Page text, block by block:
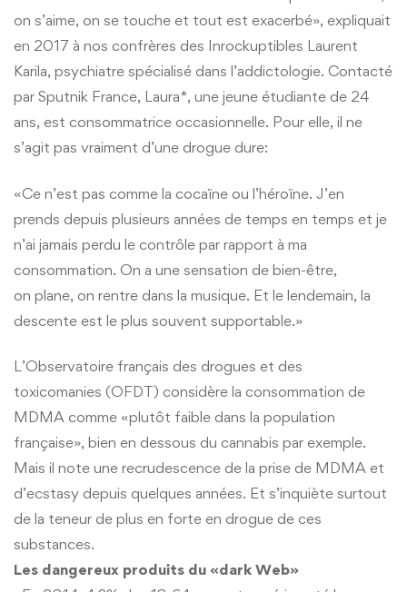
on s’aime, on se touche et tout est exacerbé», expliquait
en 2017 à nos confrères des Inrockuptibles Laurent
Karila, psychiatre spécialisé dans l’addictologie. Contacté
par Sputnik France, Laura*, une jeune étudiante de 24
ans, est consommatrice occasionnelle. Pour elle, il ne
s’agit pas vraiment d’une drogue dure:
«Ce n’est pas comme la cocaïne ou l’héroïne. J’en
prends depuis plusieurs années de temps en temps et je
n’ai jamais perdu le contrôle par rapport à ma
consommation. On a une sensation de bien-être,
on plane, on rentre dans la musique. Et le lendemain, la
descente est le plus souvent supportable.»
L’Observatoire français des drogues et des
toxicomanies (OFDT) considère la consommation de
MDMA comme «plutôt faible dans la population
française», bien en dessous du cannabis par exemple.
Mais il note une recrudescence de la prise de MDMA et
d’ecstasy depuis quelques années. Et s’inquiète surtout
de la teneur de plus en forte en drogue de ces
substances.
Les dangereux produits du «dark Web»